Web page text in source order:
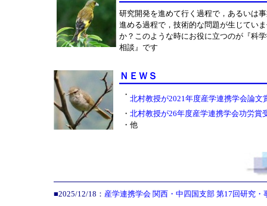
研究開発を進めて行く過程で，あるいは
進める過程で，技術的な問題が生じてい
か？このような時にお役に立つのが『科
相談』です
ＮＥＷＳ
・ 北村教授が2021年度産学連携学会論文
・ 北村教授が26年度産学連携学会功労賞
・ 他
■2025/12/18： 産学連携学会 関西・中四国支部 第17回研究